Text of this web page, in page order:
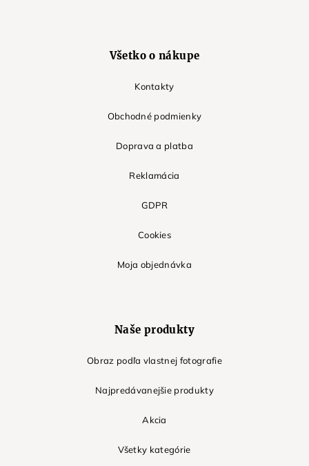
Všetko o nákupe
Kontakty
Obchodné podmienky
Doprava a platba
Reklamácia
GDPR
Cookies
Moja objednávka
Naše produkty
Obraz podľa vlastnej fotografie
Najpredávanejšie produkty
Akcia
Všetky kategórie